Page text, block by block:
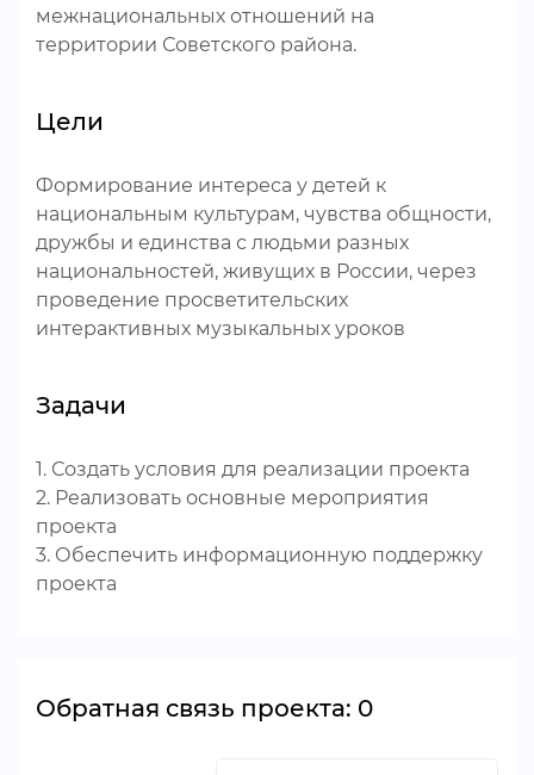
межнациональных отношений на
территории Советского района.
Цели
Формирование интереса у детей к
национальным культурам, чувства общности,
дружбы и единства с людьми разных
национальностей, живущих в России, через
проведение просветительских
интерактивных музыкальных уроков
Задачи
1. Создать условия для реализации проекта
2. Реализовать основные мероприятия
проекта
3. Обеспечить информационную поддержку
проекта
Обратная связь проекта: 0